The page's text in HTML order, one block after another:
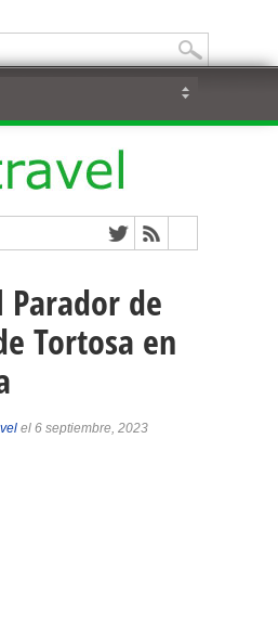
Parador de
Tortosa en
el 6 septiembre, 2023